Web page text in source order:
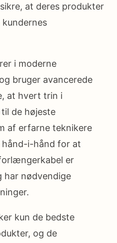
at deres produkter
i moderne
bruger avancerede
at hvert trin i
de højeste
af erfarne teknikere
hånd-i-hånd for at
er
har nødvendige
kun de bedste
og de